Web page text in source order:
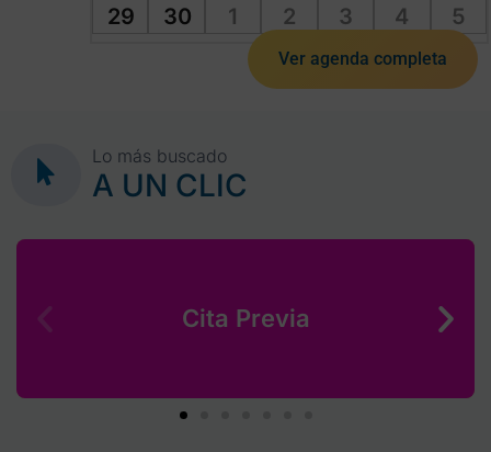
29 30 1 2 3 4 5
Ver agenda completa
Lo más buscado
A UN CLIC
Cita Previa